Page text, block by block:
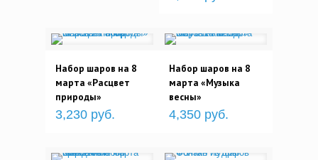
Набор шаров на 8
марта «Расцвет
природы»
3,230 руб.
Набор шаров на 8
марта «Музыка
весны»
4,350 руб.